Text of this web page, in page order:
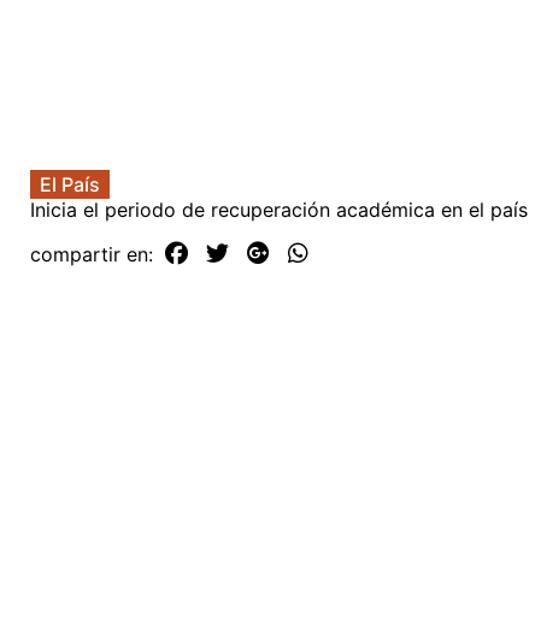
El País
Inicia el periodo de recuperación académica en el país
compartir en: